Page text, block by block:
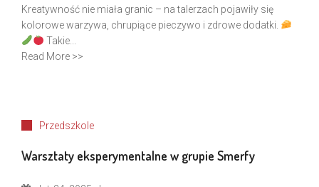
Kreatywność nie miała granic – na talerzach pojawiły się
kolorowe warzywa, chrupiące pieczywo i zdrowe dodatki.
Takie...
Read More >>
Przedszkole
Warsztaty eksperymentalne w grupie Smerfy